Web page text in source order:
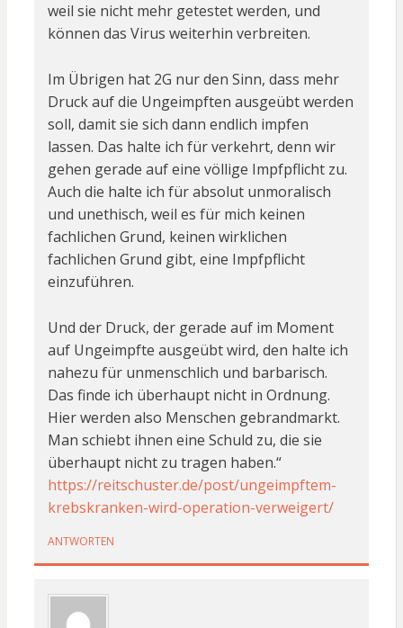
weil sie nicht mehr getestet werden, und
können das Virus weiterhin verbreiten.
Im Übrigen hat 2G nur den Sinn, dass mehr
Druck auf die Ungeimpften ausgeübt werden
soll, damit sie sich dann endlich impfen
lassen. Das halte ich für verkehrt, denn wir
gehen gerade auf eine völlige Impfpflicht zu.
Auch die halte ich für absolut unmoralisch
und unethisch, weil es für mich keinen
fachlichen Grund, keinen wirklichen
fachlichen Grund gibt, eine Impfpflicht
einzuführen.
Und der Druck, der gerade auf im Moment
auf Ungeimpfte ausgeübt wird, den halte ich
nahezu für unmenschlich und barbarisch.
Das finde ich überhaupt nicht in Ordnung.
Hier werden also Menschen gebrandmarkt.
Man schiebt ihnen eine Schuld zu, die sie
überhaupt nicht zu tragen haben.“
https://reitschuster.de/post/ungeimpftem-
krebskranken-wird-operation-verweigert/
ANTWORTEN